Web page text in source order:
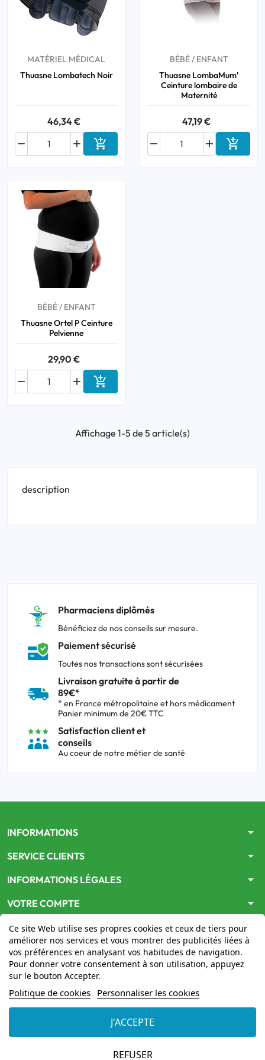
Bucco-dentaire
Anti-Poux
Divers
MATÉRIEL MÉDICAL
Thuasne Lombatech Noir
46,34 €

 Ajouter au panier
BÉBÉ / ENFANT
Thuasne LombaMum'
Ceinture lombaire de
Maternité
47,19 €

 
BÉBÉ / ENFANT
Thuasne Ortel P Ceinture
Pelvienne
29,90 €

 Ajouter au panier
Affichage 1-5 de 5 article(s)
description
Pharmaciens diplômés
Bénéficiez de nos conseils sur mesure.
Paiement sécurisé
Toutes nos transactions sont sécurisées
Livraison gratuite à partir de
89€*
* en France métropolitaine et hors médicament
Panier minimum de 20€ TTC
Satisfaction client et
conseils
Au coeur de notre métier de santé
INFORMATIONS arrow_drop_down
SERVICE CLIENTS arrow_drop_down
INFORMATIONS LÉGALES arrow_drop_down
VOTRE COMPTE arrow_drop_down
Ce site Web utilise ses propres cookies et ceux de tiers pour
améliorer nos services et vous montrer des publicités liées à
vos préférences en analysant vos habitudes de navigation.
Pour donner votre consentement à son utilisation, appuyez
sur le bouton Accepter.
Politique de cookies Personnaliser les cookies
REFUSER
J'ACCEPTE
www.mon-pharmacien-conseil.com
par le Ministère de la Santépour la vente en ligne de
médicaments. Vérifiez-le en cliquantici
© 2026 - Mon Pharmacien conseil